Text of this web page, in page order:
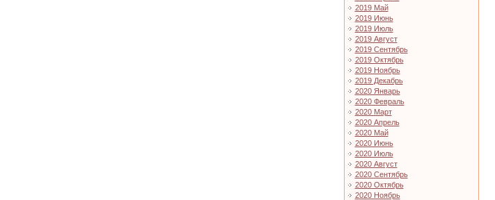
2019 Май
2019 Июнь
2019 Июль
2019 Август
2019 Сентябрь
2019 Октябрь
2019 Ноябрь
2019 Декабрь
2020 Январь
2020 Февраль
2020 Март
2020 Апрель
2020 Май
2020 Июнь
2020 Июль
2020 Август
2020 Сентябрь
2020 Октябрь
2020 Ноябрь